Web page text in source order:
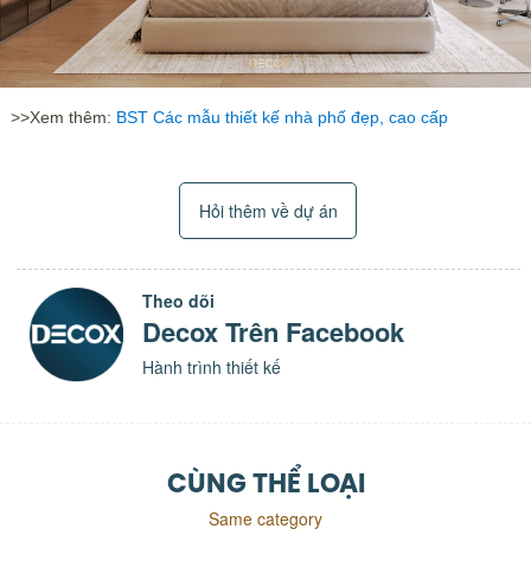
>>Xem thêm: BST Các mẫu thiết kế nhà phố đẹp, cao cấp
Hỏi thêm về dự án
Theo dõi
Decox Trên Facebook
Hành trình thiết kế
CÙNG THỂ LOẠI
Same category